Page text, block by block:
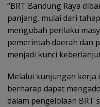
“BRT Bandung Raya
panjang, mulai dari
mengubah perilaku
pemerintah daerah dan
menjadi kunci
Melalui kunjungan kerja
berharap dapat
dalam pengelolaan BRT